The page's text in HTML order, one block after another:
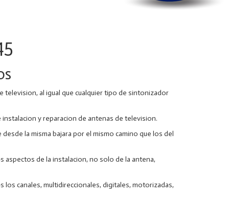
television, al igual que cualquier tipo de sintonizador
y reparacion de antenas de television.
la misma bajara por el mismo camino que los del
de la instalacion, no solo de la antena,
canales, multidireccionales, digitales, motorizadas,